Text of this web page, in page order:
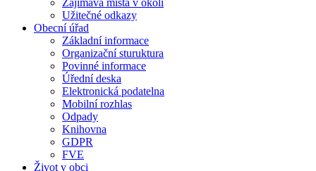
Zajímavá místa v okolí
Užitečné odkazy
Obecní úřad
Základní informace
Organizační sturuktura
Povinné informace
Úřední deska
Elektronická podatelna
Mobilní rozhlas
Odpady
Knihovna
GDPR
FVE
Život v obci